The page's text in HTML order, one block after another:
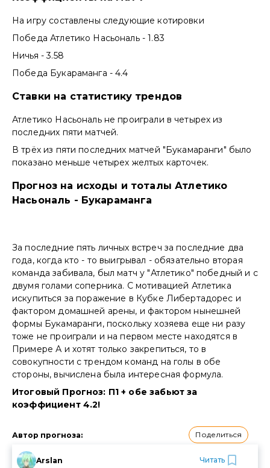
На игру составлены следующие котировки
Победа Атлетико Насьональ - 1.83
Ничья - 3.58
Победа Букараманга - 4.4
Ставки на статистику трендов
Атлетико Насьональ не проиграли в четырех из
последних пяти матчей.
В трёх из пяти последних матчей "Букамаранги" было
показано меньше четырех желтых карточек.
Прогноз на исходы и тоталы Атлетико
Насьональ - Букараманга
За последние пять личных встреч за последние два
года, когда кто - то выигрывал - обязательно вторая
команда забивала, был матч у "Атлетико" победный и с
двумя голами соперника. С мотивацией Атлетика
искупиться за поражение в Кубке Либертадорес и
фактором домашней арены, и фактором нынешней
формы Букамаранги, поскольку хозяева еще ни разу
тоже не проиграли и на первом месте находятся в
Примере А и хотят только закрепиться, то в
совокупности с трендом команд на голы в обе
стороны, вычислена была интересная формула.
Итоговый Прогноз: П1 + обе забьют за
коэффициент 4.2!
Автор прогноза: Поделиться
Arslan
Читать